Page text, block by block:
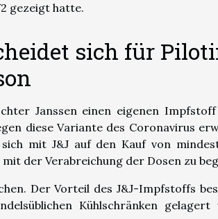
gezeigt hatte.
sich für
Janssen einen eigenen
diese Variante des Coronavirus
mit J&J auf den Kauf von
der Verabreichung der Dosen zu
Der Vorteil des J&J-Impfstoffs
Kühlschränken